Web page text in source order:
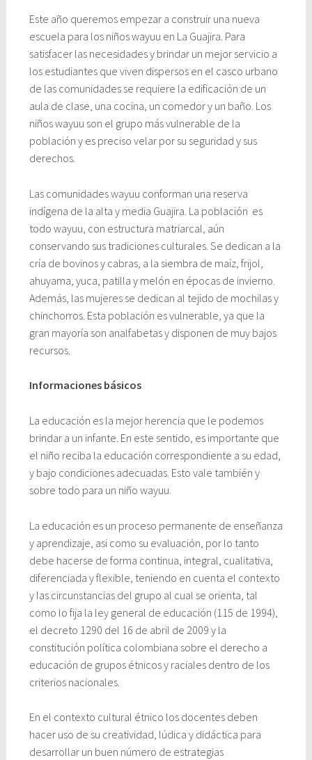
Este año queremos empezar a construir una nueva
escuela para los niños wayuu en La Guajira. Para
satisfacer las necesidades y brindar un mejor servicio a
los estudiantes que viven dispersos en el casco urbano
de las comunidades se requiere la edificación de un
aula de clase, una cocina, un comedor y un baño. Los
niños wayuu son el grupo más vulnerable de la
población y es preciso velar por su seguridad y sus
derechos.
Las comunidades wayuu conforman una reserva
indígena de la alta y media Guajira. La población es
todo wayuu, con estructura matriarcal, aún
conservando sus tradiciones culturales. Se dedican a la
cría de bovinos y cabras, a la siembra de maíz, frijol,
ahuyama, yuca, patilla y melón en épocas de invierno.
Además, las mujeres se dedican al tejido de mochilas y
chinchorros. Esta población es vulnerable, ya que la
gran mayoría son analfabetas y disponen de muy bajos
recursos.
Informaciones básicos
La educación es la mejor herencia que le podemos
brindar a un infante. En este sentido, es importante que
el niño reciba la educación correspondiente a su edad,
y bajo condiciones adecuadas. Esto vale también y
sobre todo para un niño wayuu.
La educación es un proceso permanente de enseñanza
y aprendizaje, asi como su evaluación, por lo tanto
debe hacerse de forma continua, integral, cualitativa,
diferenciada y flexible, teniendo en cuenta el contexto
y las circunstancias del grupo al cual se orienta, tal
como lo fija la ley general de educación (115 de 1994),
el decreto 1290 del 16 de abril de 2009 y la
constitución política colombiana sobre el derecho a
educación de grupos étnicos y raciales dentro de los
criterios nacionales.
En el contexto cultural étnico los docentes deben
hacer uso de su creatividad, lúdica y didáctica para
desarrollar un buen número de estrategias